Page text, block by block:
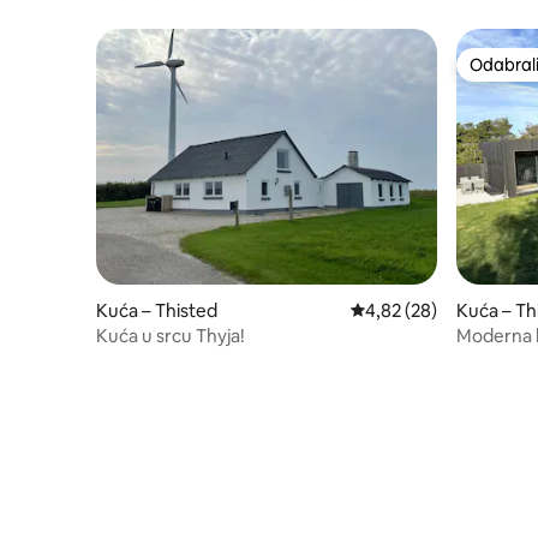
Kuća – Thisted Prosječna ocjena:
4,82 (28)
Kuća u srcu Thyja!
Kuća –
Moderna